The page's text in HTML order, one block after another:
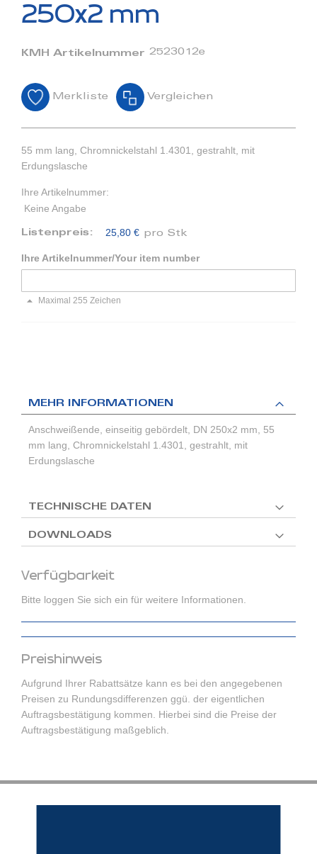
springen
250x2 mm
KMH Artikelnummer 2523012e
Merkliste Vergleichen
55 mm lang, Chromnickelstahl 1.4301, gestrahlt, mit
Erdungslasche
Ihre Artikelnummer:
Keine Angabe
Listenpreis: 25,80 € pro Stk
Ihre Artikelnummer/Your item number
Maximal 255 Zeichen
Verfügbarkeit
Bitte loggen Sie sich ein für weitere Informationen.
Preishinweis
Aufgrund Ihrer Rabattsätze kann es bei den angegebenen
Preisen zu Rundungsdifferenzen ggü. der eigentlichen
Auftragsbestätigung kommen. Hierbei sind die Preise der
Auftragsbestätigung maßgeblich.
MEHR INFORMATIONEN
Anschweißende, einseitig gebördelt, DN 250x2 mm, 55
mm lang, Chromnickelstahl 1.4301, gestrahlt, mit
Erdungslasche
TECHNISCHE DATEN
DOWNLOADS